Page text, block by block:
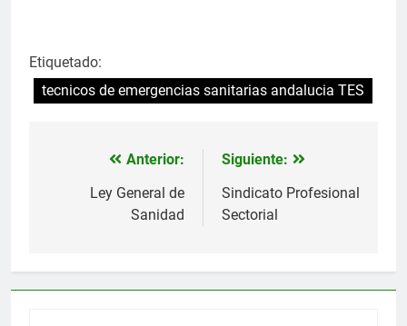
Etiquetado:
tecnicos de emergencias sanitarias andalucia TES
Navegación
Anterior:
Ley General de
Sanidad
Siguiente:
Sindicato Profesional
Sectorial